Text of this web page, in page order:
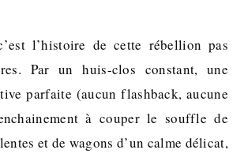
l’histoire de cette rébellion pas
Par un huis-clos constant, une
parfaite (aucun flashback, aucune
à couper le souffle de
et de wagons d’un calme délicat,